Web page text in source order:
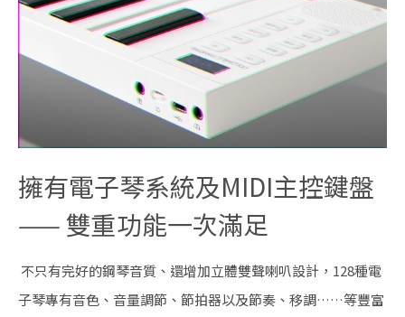
擁有電子琴系統及MIDI主控鍵盤
—— 雙重功能一次滿足
不只有完好的鋼琴音質、還增加立體雙聲喇叭設計，128種電
子琴專有音色、音量調節、節拍器以及節奏、移調……等豐富